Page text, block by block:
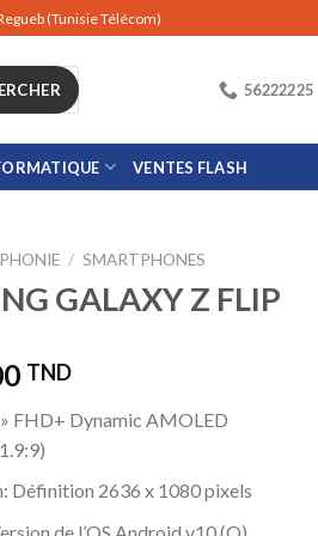
(Tunisie Télécom)
56222225
VENTES FLASH
/ SMARTPHONES
GALAXY Z FLIP
TND
» FHD+ Dynamic AMOLED
Définition 2636 x 1080 pixels